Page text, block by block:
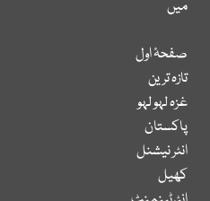
میں
صفحۂ اول
تازہ ترین
غزہ لہو لہو
پاکستان
انٹر نیشنل
کھیل